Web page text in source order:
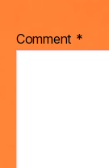
Comment *